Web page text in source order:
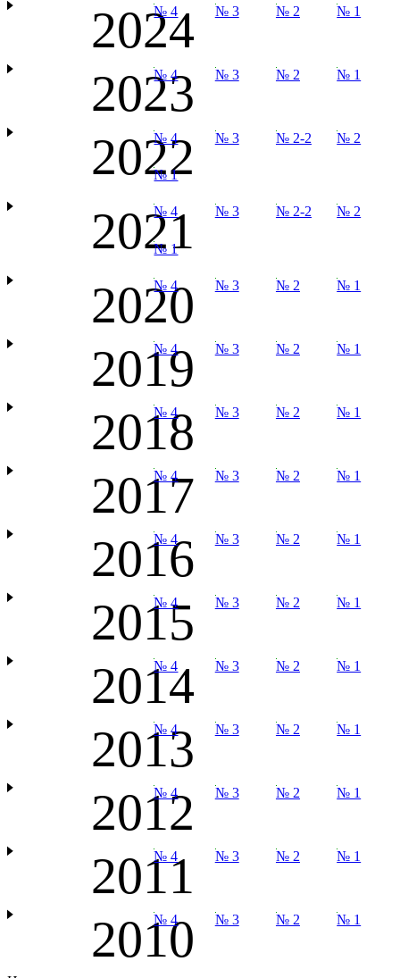
2024
№ 4 № 3 № 2 № 1
2023
№ 4 № 3 № 2 № 1
2022
№ 4 № 3 № 2-2 № 2
№ 1
2021
№ 4 № 3 № 2-2 № 2
№ 1
2020
№ 4 № 3 № 2 № 1
2019
№ 4 № 3 № 2 № 1
2018
№ 4 № 3 № 2 № 1
2017
№ 4 № 3 № 2 № 1
2016
№ 4 № 3 № 2 № 1
2015
№ 4 № 3 № 2 № 1
2014
№ 4 № 3 № 2 № 1
2013
№ 4 № 3 № 2 № 1
2012
№ 4 № 3 № 2 № 1
2011
№ 4 № 3 № 2 № 1
2010
№ 4 № 3 № 2 № 1